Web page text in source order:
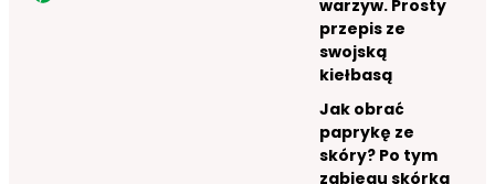
warzyw. Prosty
przepis ze
swojską
kiełbasą
Jak obrać
paprykę ze
skóry? Po tym
zabiegu skórka